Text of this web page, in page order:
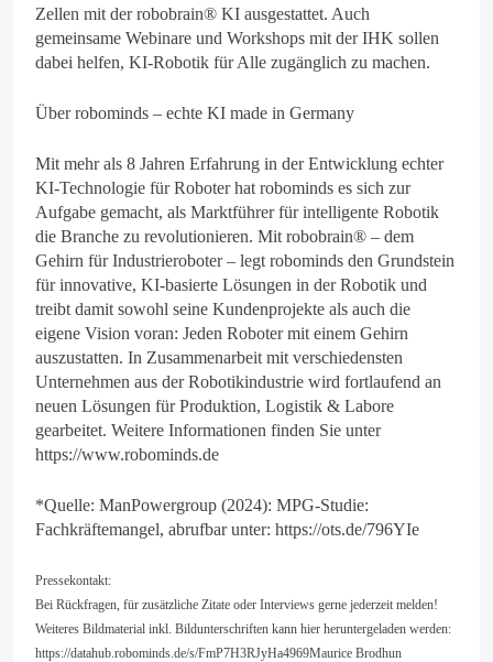
Zellen mit der robobrain® KI ausgestattet. Auch
gemeinsame Webinare und Workshops mit der IHK sollen
dabei helfen, KI-Robotik für Alle zugänglich zu machen.
Über robominds – echte KI made in Germany
Mit mehr als 8 Jahren Erfahrung in der Entwicklung echter
KI-Technologie für Roboter hat robominds es sich zur
Aufgabe gemacht, als Marktführer für intelligente Robotik
die Branche zu revolutionieren. Mit robobrain® – dem
Gehirn für Industrieroboter – legt robominds den Grundstein
für innovative, KI-basierte Lösungen in der Robotik und
treibt damit sowohl seine Kundenprojekte als auch die
eigene Vision voran: Jeden Roboter mit einem Gehirn
auszustatten. In Zusammenarbeit mit verschiedensten
Unternehmen aus der Robotikindustrie wird fortlaufend an
neuen Lösungen für Produktion, Logistik & Labore
gearbeitet. Weitere Informationen finden Sie unter
https://www.robominds.de
*Quelle: ManPowergroup (2024): MPG-Studie:
Fachkräftemangel, abrufbar unter: https://ots.de/796YIe
Pressekontakt:
Bei Rückfragen, für zusätzliche Zitate oder Interviews gerne jederzeit melden!
Weiteres Bildmaterial inkl. Bildunterschriften kann hier heruntergeladen werden:
https://datahub.robominds.de/s/FmP7H3RJyHa4969Maurice Brodhun